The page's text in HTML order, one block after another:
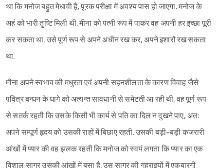
था कि मनोज बहुत मेधावी है, पूरक परीक्षा में अवश्य पास हो जाएगा. मनोज के
अहं को भारी तुष्टि मिली थी. मीना को पत्नी रूप में पाकर वह अपनी हर इच्छा पूरी
कर सकता था. उसे पूर्ण रूप से अपने अधीन रख कर, अपने इशारों रख सकता
था.
मीना अपने स्वभाव की मधुरता एवं अपनी सहनशीलता के कारण विवाह जैसे
पवित्र बन्धन के धागे को अत्यन्त सावधानी से समेटती आ रही थी. वह पूर्ण रूप
से सतर्क रहती कि उसके किसी भी कार्य से पति का दिल न दुखने पाए, अतः
अपने सम्पूर्ण हृदय को उसकी राहों में बिछाए रहती. उसकी बड़ी-बड़ी कजरारी
आंखों में प्यार की वह झलक रहती कि मनोज को स्वयं लगता कि प्यार का एक
विशाल सागर उसकी आंखों में बसा है. उस सागर की गहराइयों में एकबारगी